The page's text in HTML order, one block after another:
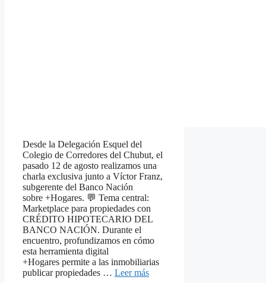
Desde la Delegación Esquel del
Colegio de Corredores del Chubut, el
pasado 12 de agosto realizamos una
charla exclusiva junto a Víctor Franz,
subgerente del Banco Nación
sobre +Hogares. 💬 Tema central:
Marketplace para propiedades con
CRÉDITO HIPOTECARIO DEL
BANCO NACIÓN. Durante el
encuentro, profundizamos en cómo
esta herramienta digital
+Hogares permite a las inmobiliarias
publicar propiedades … Leer más